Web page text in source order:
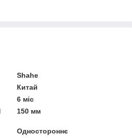
Shahe
Китай
6 міс
150 мм
Одностороннє